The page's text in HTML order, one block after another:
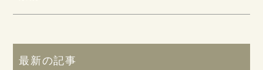
最新の記事